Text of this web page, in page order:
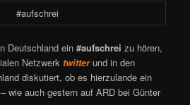
Deutschland ein #aufschrei zu hören,
Netzwerk twitterund in den
diskutiert, ob es hier­zulande ein
wie auch gestern auf ARD bei Günter